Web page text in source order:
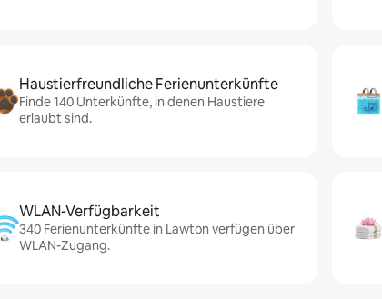
Haustierfreundliche Ferienunterkünfte
Finde 140 Unterkünfte, in denen Haustiere
erlaubt sind.
WLAN-Verfügbarkeit
340 Ferienunterkünfte in Lawton verfügen über
WLAN-Zugang.